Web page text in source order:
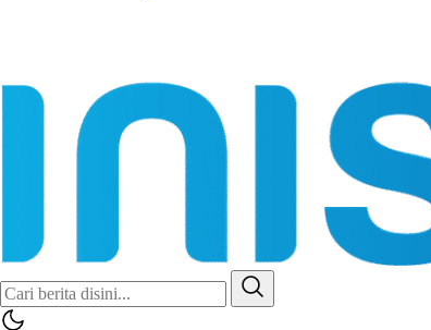
Inisiatif.co
Stay Connected Stay Informed